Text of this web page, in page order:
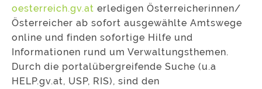
oesterreich.gv.at erledigen Österreicherinnen/
Österreicher ab sofort ausgewählte Amtswege
online und finden sofortige Hilfe und
Informationen rund um Verwaltungsthemen.
Durch die portalübergreifende Suche (u.a
HELP.gv.at, USP, RIS), sind den